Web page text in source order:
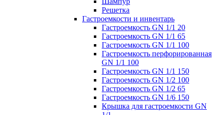
Решетка
Гастроемкости и инвентарь
Гастроемкость GN 1/1 20
Гастроемкость GN 1/1 65
Гастроемкость GN 1/1 100
Гастроемкость перфорированная
GN 1/1 100
Гастроемкость GN 1/1 150
Гастроемкость GN 1/2 100
Гастроемкость GN 1/2 65
Гастроемкость GN 1/6 150
Крышка для гастроемкости GN